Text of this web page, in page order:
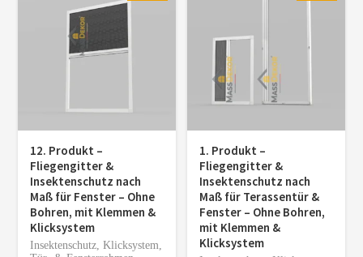
12. Produkt –
Fliegengitter &
Insektenschutz nach
Maß für Fenster – Ohne
Bohren, mit Klemmen &
Klicksystem
Insektenschutz Klicksystem
1. Produkt –
Fliegengitter &
Insektenschutz nach
Maß für Terassentür &
Fenster – Ohne Bohren,
mit Klemmen &
Klicksystem